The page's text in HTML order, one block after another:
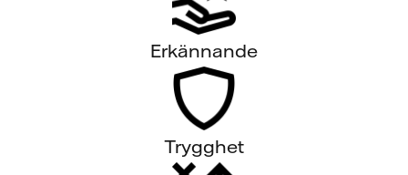
Erkännande
Trygghet